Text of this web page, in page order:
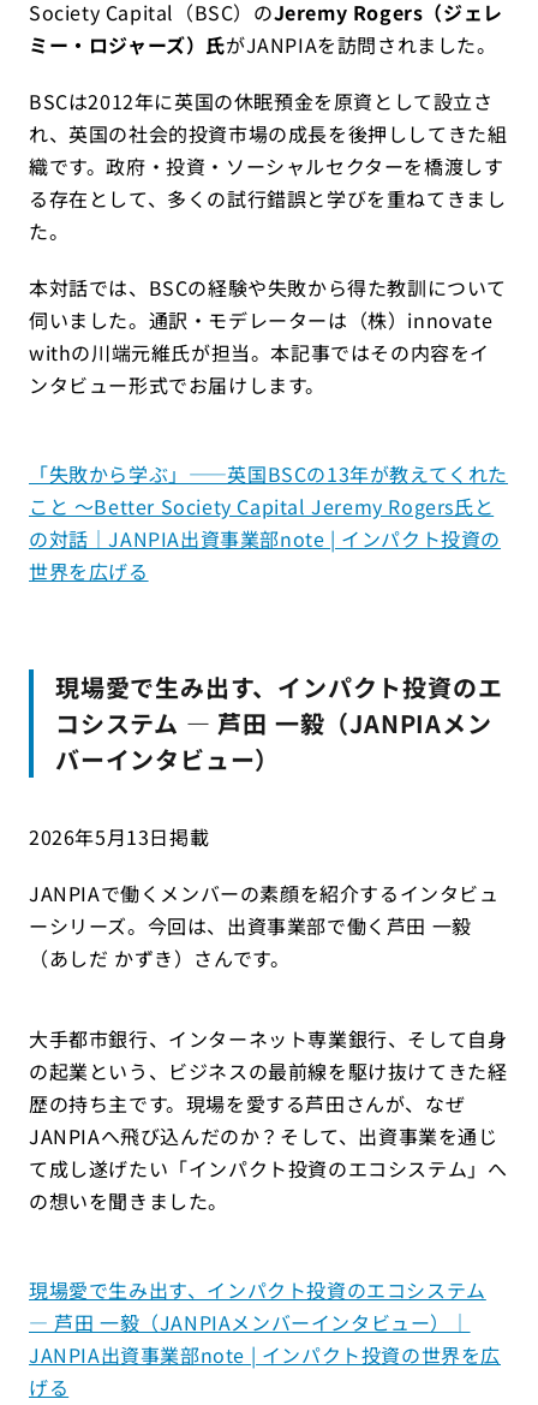
Society Capital（BSC）のJeremy Rogers（ジェレ
ミー・ロジャーズ）氏がJANPIAを訪問されました。
BSCは2012年に英国の休眠預金を原資として設立さ
れ、英国の社会的投資市場の成長を後押ししてきた組
織です。政府・投資・ソーシャルセクターを橋渡しす
る存在として、多くの試行錯誤と学びを重ねてきまし
た。
本対話では、BSCの経験や失敗から得た教訓について
伺いました。通訳・モデレーターは（株）innovate
withの川端元維氏が担当。本記事ではその内容をイ
ンタビュー形式でお届けします。
「失敗から学ぶ」――英国BSCの13年が教えてくれた
こと ～Better Society Capital Jeremy Rogers氏と
の対話｜JANPIA出資事業部note | インパクト投資の
世界を広げる
現場愛で生み出す、インパクト投資のエ
コシステム ― 芦田 一毅（JANPIAメン
バーインタビュー）
2026年5月13日掲載
JANPIAで働くメンバーの素顔を紹介するインタビュ
ーシリーズ。今回は、出資事業部で働く芦田 一毅
（あしだ かずき）さんです。
大手都市銀行、インターネット専業銀行、そして自身
の起業という、ビジネスの最前線を駆け抜けてきた経
歴の持ち主です。現場を愛する芦田さんが、なぜ
JANPIAへ飛び込んだのか？そして、出資事業を通じ
て成し遂げたい「インパクト投資のエコシステム」へ
の想いを聞きました。
現場愛で生み出す、インパクト投資のエコシステム
― 芦田 一毅（JANPIAメンバーインタビュー）｜
JANPIA出資事業部note | インパクト投資の世界を広
げる